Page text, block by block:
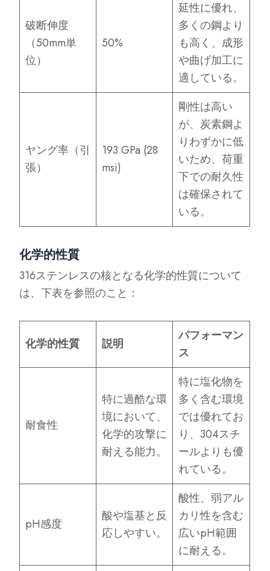
破断伸度
（50mm単
位）
50%
延性に優れ、
多くの鋼より
も高く、成形
や曲げ加工に
適している。
ヤング率（引
張）
193 GPa (28
msi)
剛性は高い
が、炭素鋼よ
りわずかに低
いため、荷重
下での耐久性
は確保されて
いる。
化学的性質
316ステンレスの核となる化学的性質について
は、下表を参照のこと：
化学的性質 説明
パフォーマン
ス
耐食性
特に過酷な環
境において、
化学的攻撃に
耐える能力。
特に塩化物を
多く含む環境
では優れてお
り、304スチ
ールよりも優
れている。
pH感度
酸や塩基と反
応しやすい。
酸性、弱アル
カリ性を含む
広いpH範囲
に耐える。